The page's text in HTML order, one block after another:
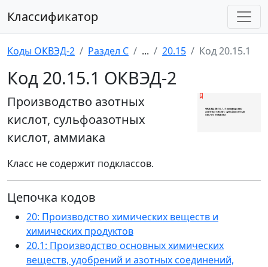
Классификатор
Коды ОКВЭД-2 Раздел C ... 20.15 Код 20.15.1
Код 20.15.1 ОКВЭД-2
Производство азотных
кислот, сульфоазотных
кислот, аммиака
Класс не содержит подклассов.
Цепочка кодов
20: Производство химических веществ и
химических продуктов
20.1: Производство основных химических
веществ, удобрений и азотных соединений,